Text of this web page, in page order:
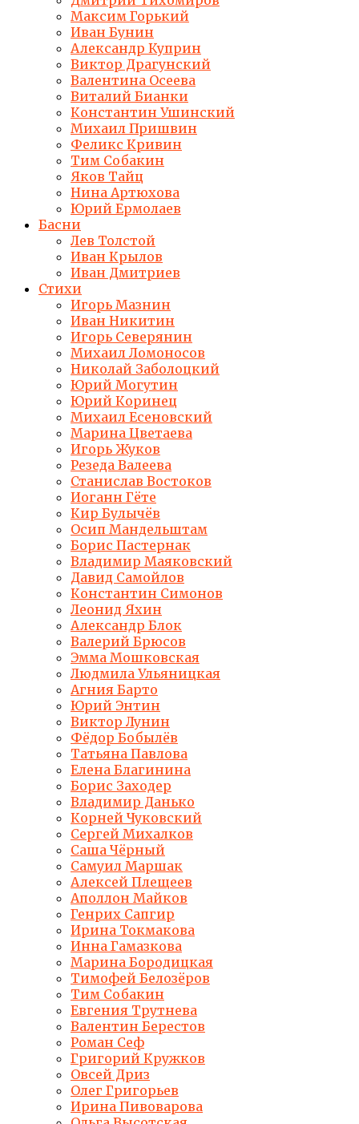
Максим Горький
Иван Бунин
Александр Куприн
Виктор Драгунский
Валентина Осеева
Виталий Бианки
Константин Ушинский
Михаил Пришвин
Феликс Кривин
Тим Собакин
Яков Тайц
Нина Артюхова
Юрий Ермолаев
Басни
Лев Толстой
Иван Крылов
Иван Дмитриев
Стихи
Игорь Мазнин
Иван Никитин
Игорь Северянин
Михаил Ломоносов
Николай Заболоцкий
Юрий Могутин
Юрий Коринец
Михаил Есеновский
Марина Цветаева
Игорь Жуков
Резеда Валеева
Станислав Востоков
Иоганн Гёте
Кир Булычёв
Осип Мандельштам
Борис Пастернак
Владимир Маяковский
Давид Самойлов
Константин Симонов
Леонид Яхин
Александр Блок
Валерий Брюсов
Эмма Мошковская
Людмила Ульяницкая
Агния Барто
Юрий Энтин
Виктор Лунин
Фёдор Бобылёв
Татьяна Павлова
Елена Благинина
Борис Заходер
Владимир Данько
Корней Чуковский
Сергей Михалков
Саша Чёрный
Самуил Маршак
Алексей Плещеев
Аполлон Майков
Генрих Сапгир
Ирина Токмакова
Инна Гамазкова
Марина Бородицкая
Тимофей Белозёров
Тим Собакин
Евгения Трутнева
Валентин Берестов
Роман Сеф
Григорий Кружков
Овсей Дриз
Олег Григорьев
Ирина Пивоварова